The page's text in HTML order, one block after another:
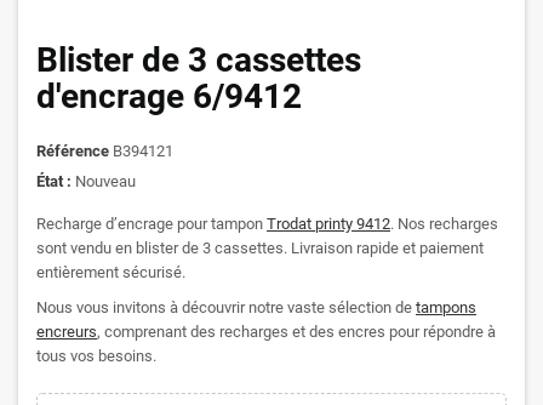
Blister de 3 cassettes
d'encrage 6/9412
Référence B394121
État : Nouveau
Recharge d’encrage pour tampon Trodat printy 9412. Nos recharges
sont vendu en blister de 3 cassettes. Livraison rapide et paiement
entièrement sécurisé.
Nous vous invitons à découvrir notre vaste sélection de tampons
encreurs, comprenant des recharges et des encres pour répondre à
tous vos besoins.